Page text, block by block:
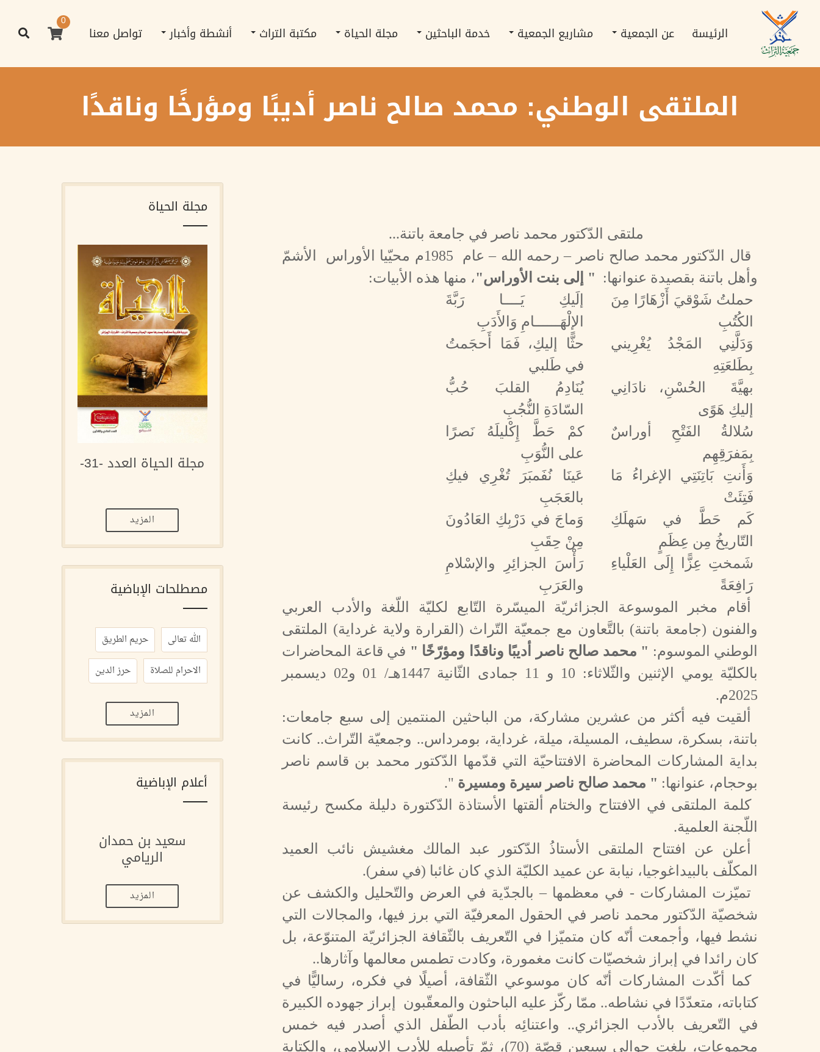
الرئيسي navigation
الرئيسة عن الجمعية مشاريع الجمعية خدمة الباحثين مجلة الحياة مكتبة التراث أنشطة وأخبار تواصل معنا
0
الملتقى الوطني: محمد صالح ناصر أديبًا ومؤرخًا وناقدًا
ملتقى الدّكتور محمد ناصر في جامعة باتنة...
قال الدّكتور محمد صالح ناصر – رحمه الله – عام 1985م محيّيا الأوراس الأشمّ
وأهل باتنة بقصيدة عنوانها: " إلى بنت الأوراس"، منها هذه الأبيات:
حملتُ شَوْقيَ أَزْهَارًا مِنَ
الكُتُبِ
إلَيكِ يَــــا رَبَّةَ
الإلْهَــــــامِ وَالأَدَبِ
وَدَلَّنِي المَجْدُ يُغْرِيني
بِطَلعَتِهِ
حثًّا إليكِ، فَمَا أَحجَمتُ
في طَلبي
بهيَّةَ الحُسْنِ، نادَانِي
إليكِ هَوًى
يُنَادِمُ القلبَ حُبُّ
السّادَةِ النُّجُبِ
سُلالةُ الفَتْحِ أوراسٌ
بِمَفرَقِهِم
كمْ حَطَّ إِكْليلَهُ نَصرًا
على النُّوَبِ
وَأَنتِ بَاتِنَتِي الإغراءُ مَا
فَتِئَتْ
عَينَا نُفَمبَرَ تُغْرِي فيكِ
بالعَجَبِ
كَم حَطَّ في سَهلَكِ
التّاريخُ مِن عِظَمٍ
وَماجَ في دَرْبِكِ العَادُونَ
مِنْ حِقَبِ
شَمختِ عِزًّا إِلَى العَلْياءِ
رَافِعَةً
رَأْسَ الجزائِرِ والإسْلامِ
والعَرَبِ
أقام مخبر الموسوعة الجزائريّة الميسّرة التّابع لكليّة اللّغة والأدب العربي
والفنون (جامعة باتنة) بالتَّعاون مع جمعيّة التّراث (القرارة ولاية غرداية) الملتقى
الوطني الموسوم: " محمد صالح ناصر أديبًا وناقدًا ومؤرّخًا " في قاعة المحاضرات
بالكليّة يومي الإثنين والثّلاثاء: 10 و 11 جمادى الثّانية 1447هـ/ 01 و02 ديسمبر
2025م.
ألقيت فيه أكثر من عشرين مشاركة، من الباحثين المنتمين إلى سبع جامعات:
باتنة، بسكرة، سطيف، المسيلة، ميلة، غرداية، بومرداس.. وجمعيّة التّراث.. كانت
بداية المشاركات المحاضرة الافتتاحيّة التي قدّمها الدّكتور محمد بن قاسم ناصر
بوحجام، عنوانها: " محمد صالح ناصر سيرة ومسيرة ".
كلمة الملتقى في الافتتاح والختام ألقتها الأستاذة الدّكتورة دليلة مكسح رئيسة
اللّجنة العلمية.
أعلن عن افتتاح الملتقى الأستاذُ الدّكتور عبد المالك مغشيش نائب العميد
المكلّف بالبيداغوجيا، نيابة عن عميد الكليّة الذي كان غائبا (في سفر).
تميّزت المشاركات - في معظمها – بالجدّية في العرض والتّحليل والكشف عن
شخصيّة الدّكتور محمد ناصر في الحقول المعرفيّة التي برز فيها، والمجالات التي
نشط فيها، وأجمعت أنّه كان متميّزا في التّعريف بالثّقافة الجزائريّة المتنوّعة، بل
كان رائدا في إبراز شخصيّات كانت مغمورة، وكادت تطمس معالمها وآثارها..
كما أكّدت المشاركات أنّه كان موسوعي الثّقافة، أصيلًا في فكره، رساليًّا في
كتاباته، متعدّدًا في نشاطه.. ممّا ركّز عليه الباحثون والمعقّبون إبراز جهوده الكبيرة
في التّعريف بالأدب الجزائري.. واعتنائِه بأدب الطّفل الذي أصدر فيه خمس
مجموعات، بلغت حوالي سبعين قصّة (70)، ثمّ تأصيله للأدب الإسلامي، والكتابة
مجلة الحياة
مجلة الحياة العدد -31-
المزيد
مصطلحات الإباضية
الله تعالى
حريم الطريق
الاحرام للصلاة
حرز الدين
المزيد
أعلام الإباضية
سعيد بن حمدان
الريامي
المزيد